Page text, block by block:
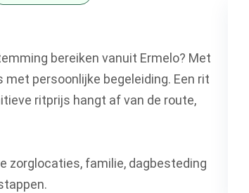
bereiken vanuit Ermelo? Met
persoonlijke begeleiding. Een rit
ritprijs hangt af van de route,
zorglocaties, familie, dagbesteding